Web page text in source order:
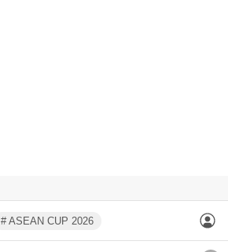
# ASEAN CUP 2026